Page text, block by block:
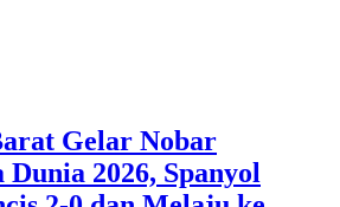
Gelar Nobar
2026, Spanyol